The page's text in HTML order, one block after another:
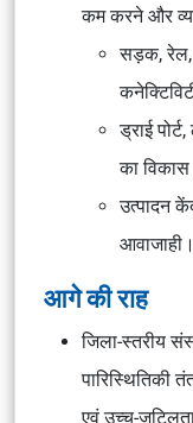
कम करने और
सड़क, रेल,
ड्राई
का
उत्पादन
आवाजाही।
आगे की राह
जिला-स्तरीय
पारिस्थितिकी
एवं उच्च-